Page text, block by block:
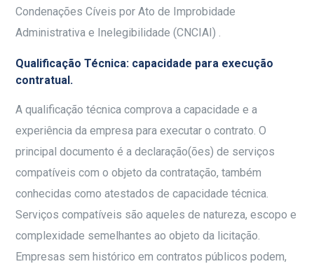
Condenações Cíveis por Ato de Improbidade
Administrativa e Inelegibilidade (CNCIAI) .
Qualificação Técnica: capacidade para execução
contratual.
A qualificação técnica comprova a capacidade e a
experiência da empresa para executar o contrato. O
principal documento é a declaração(ões) de serviços
compatíveis com o objeto da contratação, também
conhecidas como atestados de capacidade técnica.
Serviços compatíveis são aqueles de natureza, escopo e
complexidade semelhantes ao objeto da licitação.
Empresas sem histórico em contratos públicos podem,